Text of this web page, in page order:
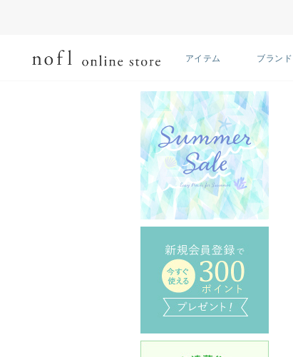
アイテム ブランド